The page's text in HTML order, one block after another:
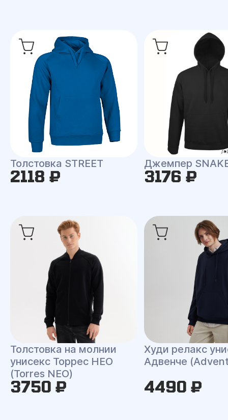
Толстовка STREET
2118 ₽
Джемпер
3176 ₽
Толстовка на молнии
унисекс Торрес НЕО
(Torres NEO)
3750 ₽
Худи релакс
Адвенче
4490 ₽